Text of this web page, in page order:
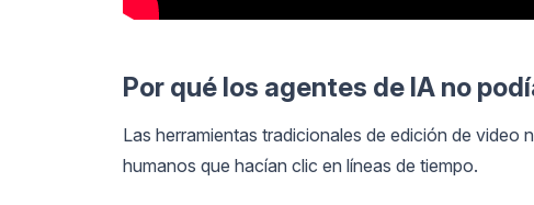
Por qué los agentes de IA no
Las herramientas tradicionales de edición de video
humanos que hacían clic en líneas de tiempo.